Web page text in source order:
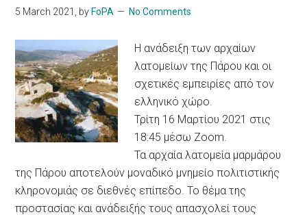
5 March 2021 , by FoPA No Comments
Η ανάδειξη των αρχαίων
λατομείων της Πάρου και οι
σχετικές εμπειρίες από τον
ελληνικό χώρο.
Τρίτη 16 Μαρτίου 2021 στις
18:45 μέσω Zoom.
Τα αρχαία λατομεία μαρμάρου
της Πάρου αποτελούν μοναδικό μνημείο πολιτιστικής
κληρονομιάς σε διεθνές επίπεδο. Το θέμα της
προστασίας και ανάδειξής τους απασχολεί τους